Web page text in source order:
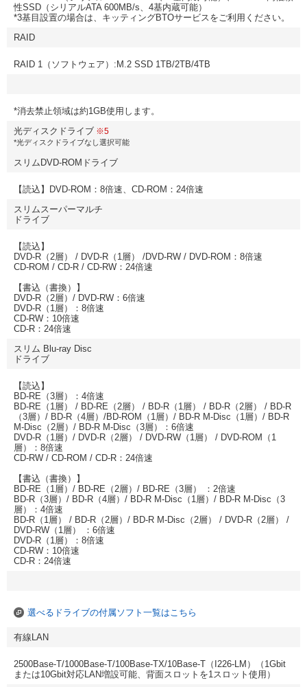
性SSD（シリアルATA 600MB/s、4基内蔵可能）
*3基目設置の場合は、キッティングBTOサービスをご利用ください。
RAID
RAID 1（ソフトウェア）:M.2 SSD 1TB/2TB/4TB
*消去禁止領域は約1GB使用します。
光ディスクドライブ ※5
*光ディスクドライブなし選択可能
スリムDVD-ROMドライブ
【読込】DVD-ROM：8倍速、CD-ROM：24倍速
スリムスーパーマルチ
ドライブ
【読込】
DVD-R（2層） / DVD-R（1層） /DVD-RW / DVD-ROM：8倍速
CD-ROM / CD-R / CD-RW：24倍速
【書込（書換）】
DVD-R（2層）/ DVD-RW：6倍速
DVD-R（1層）：8倍速
CD-RW：10倍速
CD-R：24倍速
スリム Blu-ray Disc
ドライブ
【読込】
BD-RE（3層）：4倍速
BD-RE（1層） / BD-RE（2層） / BD-R（1層） / BD-R（2層） / BD-R
（3層）/ BD-R（4層）/BD-ROM（1層）/ BD-R M-Disc（1層）/ BD-R
M-Disc（2層）/ BD-R M-Disc（3層）：6倍速
DVD-R（1層）/ DVD-R（2層） / DVD-RW（1層） / DVD-ROM（1
層）：8倍速
CD-RW / CD-ROM / CD-R：24倍速
【書込（書換）】
BD-RE（1層）/ BD-RE（2層）/ BD-RE（3層） ：2倍速
BD-R（3層）/ BD-R（4層）/ BD-R M-Disc（1層）/ BD-R M-Disc（3
層）：4倍速
BD-R（1層） / BD-R（2層）/ BD-R M-Disc（2層） / DVD-R（2層） /
DVD-RW（1層） ：6倍速
DVD-R（1層）：8倍速
CD-RW：10倍速
CD-R：24倍速
選べるドライブの付属ソフト一覧はこちら
有線LAN
2500Base-T/1000Base-T/100Base-TX/10Base-T（I226-LM）（1Gbit
または10Gbit対応LAN増設可能、背面スロットを1スロット使用）